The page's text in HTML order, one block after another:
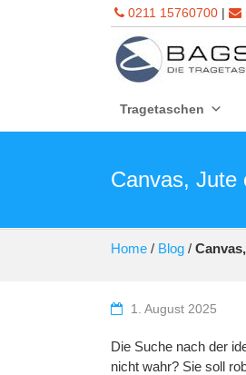
0211 15760700 |
Tragetaschen
Canvas, Jute
Home / Blog /
1. August 2025
Die Suche nach der
nicht wahr? Sie soll